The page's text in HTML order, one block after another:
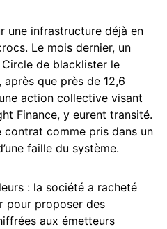
une infrastructure déjà en
Le mois dernier, un
de blacklister le
que près de 12,6
action collective visant
Finance, y eurent transité.
comme pris dans un
faille du système.
: la société a racheté
pour proposer des
aux émetteurs